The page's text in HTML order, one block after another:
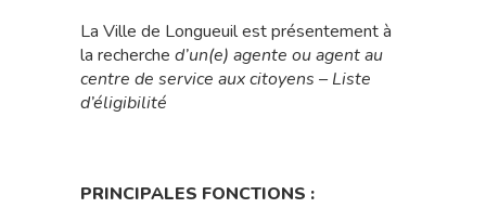
La Ville de Longueuil est présentement à
la recherche d’un(e) agente ou agent au
centre de service aux citoyens – Liste
d’éligibilité
PRINCIPALES FONCTIONS :